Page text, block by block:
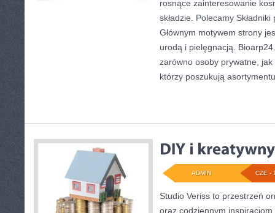
rosnące zainteresowanie
składzie. Polecamy
Głównym motywem strony
urodą i pielęgnacją.
zarówno osoby prywatne,
którzy poszukują
CZE -
ADMIN
Studio Veriss to przestrzeń
oraz codziennym